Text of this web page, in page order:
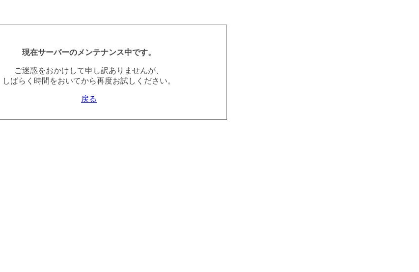
現在サーバーのメンテナンス中です。
ご迷惑をおかけして申し訳ありませんが、
しばらく時間をおいてから再度お試しください。
戻る